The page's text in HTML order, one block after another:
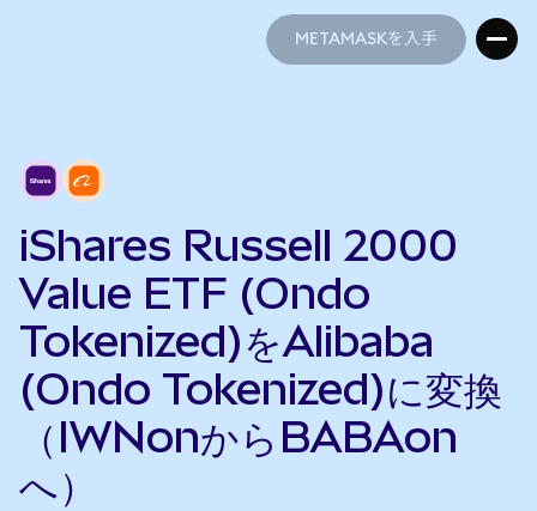
METAMASKを入手
iShares Russell 2000
Value ETF (Ondo
Tokenized)をAlibaba
(Ondo Tokenized)に変換
（IWNonからBABAon
へ）